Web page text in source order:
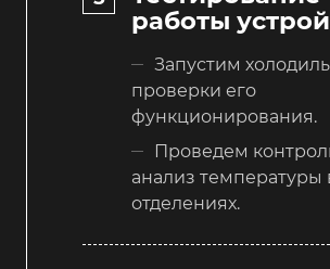
работы
Запустим
проверки его
функционирования.
Проведем
анализ температуры
отделениях.